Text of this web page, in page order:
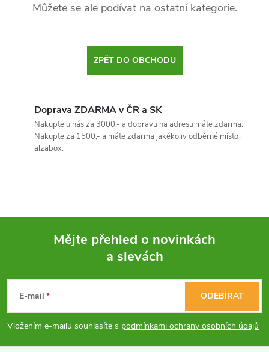
Můžete se ale podívat na ostatní kategorie.
ZPĚT DO OBCHODU
Doprava ZDARMA v ČR a SK
Nakupte u nás za 3000,- a dopravu na adresu máte zdarma.
Nakupte za 1500,- a máte zdarma jakékoliv odběrné místo i
alzabox.
p
Mějte přehled o novinkách
a slevách
E-mail
Vložením e-mailu souhlasíte s podmínkami ochrany osobních údajů
ODEBÍRAT